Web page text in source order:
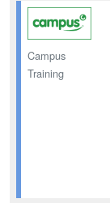
Campus
Training